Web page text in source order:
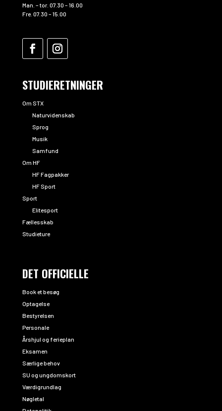
Man. – tor. 07.30 – 16.00
Fre. 07.30 – 15.00
STUDIERETNINGER
Om STX
Naturvidenskab
Sprog
Musik
Samfund
Om HF
HF Fagpakker
HF Sport
Sport
Elitesport
Fællesskab
Studieture
DET OFFICIELLE
Book et besøg
Optagelse
Bestyrelsen
Personale
Årshjul og ferieplan
Eksamen
Særlige behov
SU og ungdomskort
Værdigrundlag
Nøgletal